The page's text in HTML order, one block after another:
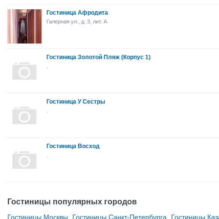
Гостиница Афродита
Галерная ул., д. 3, лит. А
Гостиница Золотой Пляж (Корпус 1)
Гостиница У Сестры
Гостиница Восход
Гостиницы популярных городов
Гостиницы Москвы Гостиницы Санкт-Петербурга Гостиницы